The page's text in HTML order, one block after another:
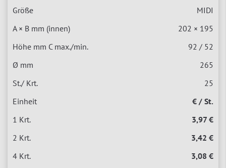
MIDI
202 × 195
92 / 52
265
25
€ / St.
3,97 €
3,42 €
3,08 €